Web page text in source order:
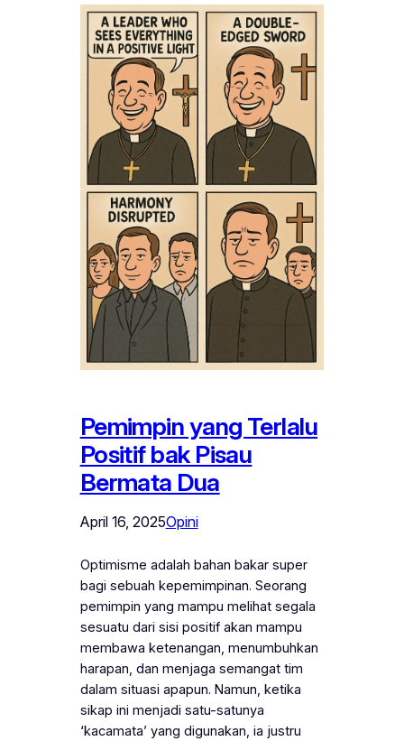
Pemimpin yang Terlalu
Positif bak Pisau
Bermata Dua
April 16, 2025Opini
Optimisme adalah bahan bakar super
bagi sebuah kepemimpinan. Seorang
pemimpin yang mampu melihat segala
sesuatu dari sisi positif akan mampu
membawa ketenangan, menumbuhkan
harapan, dan menjaga semangat tim
dalam situasi apapun. Namun, ketika
sikap ini menjadi satu-satunya
‘kacamata’ yang digunakan, ia justru